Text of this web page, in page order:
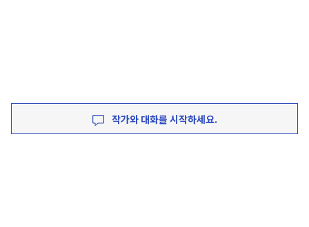
작가와 대화를 시작하세요.